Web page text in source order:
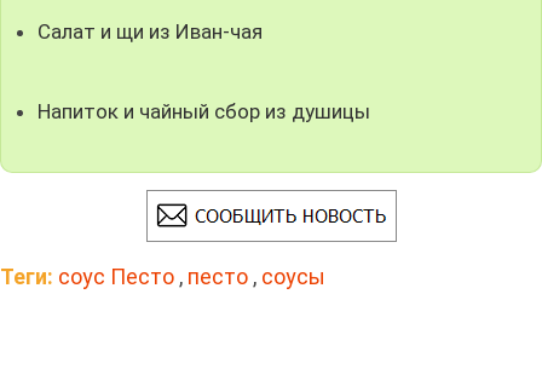
Салат и щи из Иван-чая
Напиток и чайный сбор из душицы
Теги: соус Песто , песто , соусы